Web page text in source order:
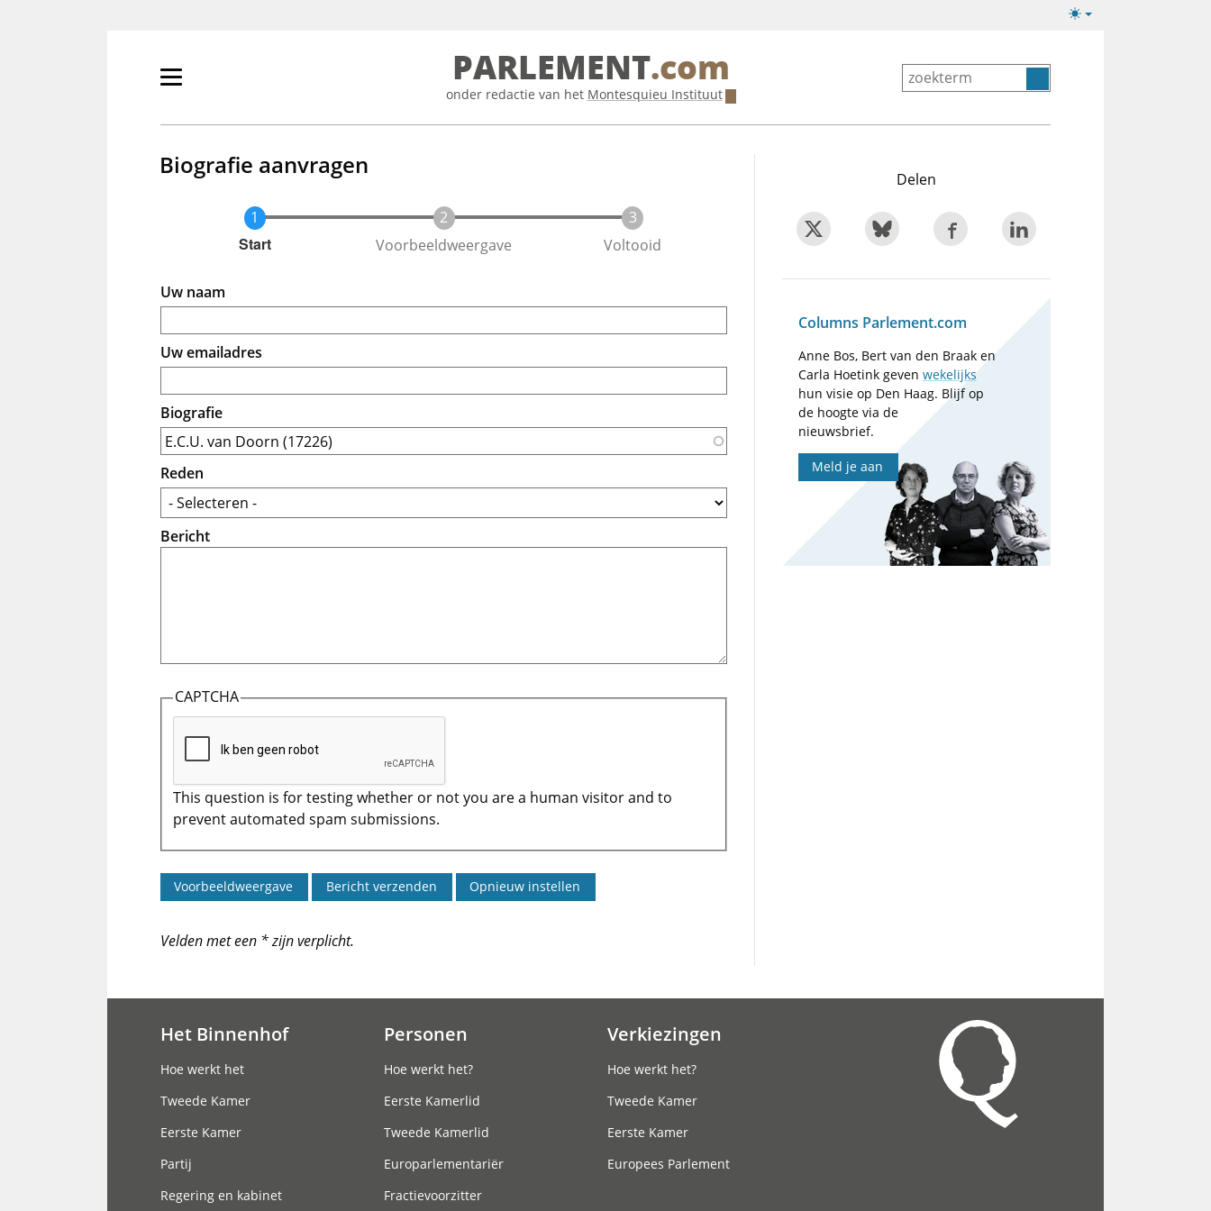
Lichte/donkere
Primair
tonen/verbergen
PARLEMENT.com
onder redactie van het Montesquieu Instituut
Biografie aanvragen
Huidige
Start Voorbeeldweergave Voltooid
Uw naam
Uw emailadres
Biografie
Reden
Bericht
CAPTCHA
This question is for testing whether or not you are a human visitor and to
prevent automated spam submissions.
Velden met een * zijn verplicht.
Delen
Columns Parlement.com
Anne Bos, Bert van den Braak en
Carla Hoetink gevenwekelijks
hun visie op Den Haag. Blijf op
de hoogte via de
nieuwsbrief.
Meld je aan
Het Binnenhof
Hoe werkt het
Tweede Kamer
Eerste Kamer
Partij
Regering en kabinet
Personen
Hoe werkt het?
Eerste Kamerlid
Tweede Kamerlid
Europarlementariër
Fractievoorzitter
Verkiezingen
Hoe werkt het?
Tweede Kamer
Eerste Kamer
Europees Parlement